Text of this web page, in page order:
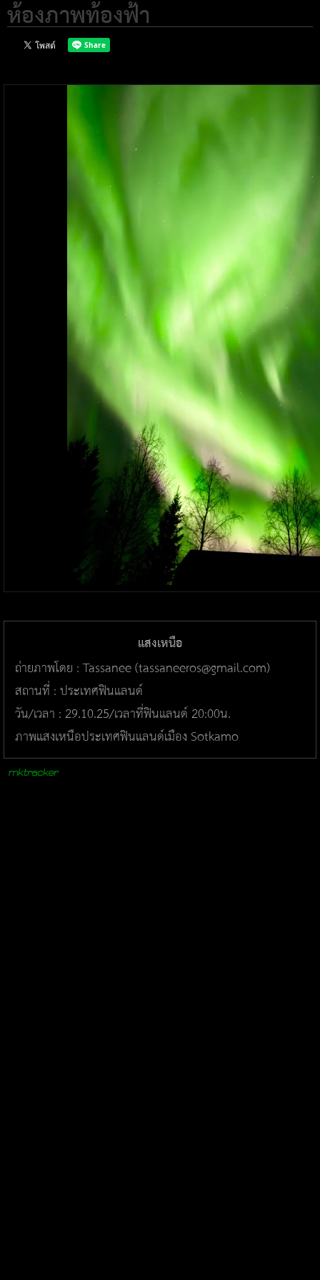
ห้องภาพท้องฟ้า
แสงเหนือ
ถ่ายภาพโดย : Tassanee (tassaneeros@gmail.com)
สถานที่ : ประเทศฟินแลนด์
วัน/เวลา : 29.10.25/เวลาที่ฟินแลนด์ 20:00น.
ภาพแสงเหนือประเทศฟินแลนด์เมือง Sotkamo